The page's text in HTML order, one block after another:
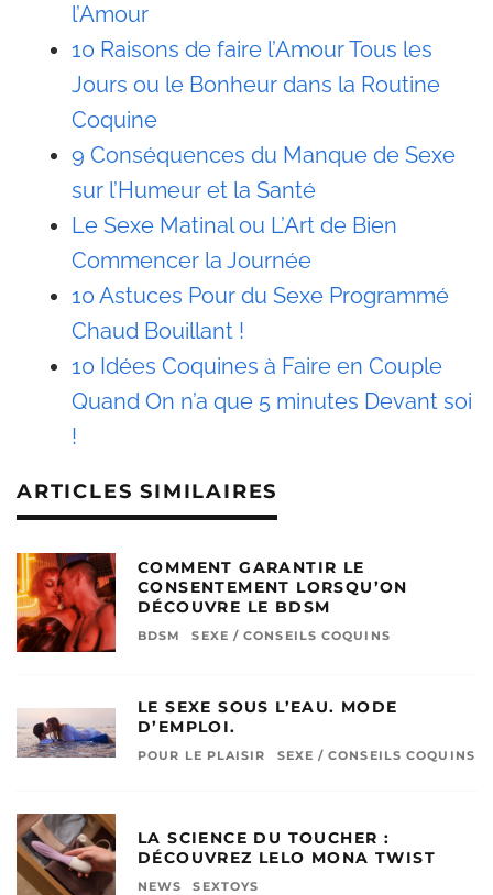
l’Amour
10 Raisons de faire l’Amour Tous les
Jours ou le Bonheur dans la Routine
Coquine
9 Conséquences du Manque de Sexe
sur l’Humeur et la Santé
Le Sexe Matinal ou L’Art de Bien
Commencer la Journée
10 Astuces Pour du Sexe Programmé
Chaud Bouillant !
10 Idées Coquines à Faire en Couple
Quand On n’a que 5 minutes Devant soi
!
ARTICLES SIMILAIRES
COMMENT GARANTIR LE
CONSENTEMENT LORSQU’ON
DÉCOUVRE LE BDSM
BDSM SEXE / CONSEILS COQUINS
LE SEXE SOUS L’EAU. MODE
D’EMPLOI.
POUR LE PLAISIR SEXE / CONSEILS COQUINS
LA SCIENCE DU TOUCHER :
DÉCOUVREZ LELO MONA TWIST
NEWS SEXTOYS